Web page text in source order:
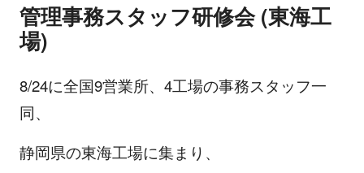
管理事務スタッフ研修会 (東海工
場)
8/24に全国9営業所、4工場の事務スタッフ一
同、
静岡県の東海工場に集まり、